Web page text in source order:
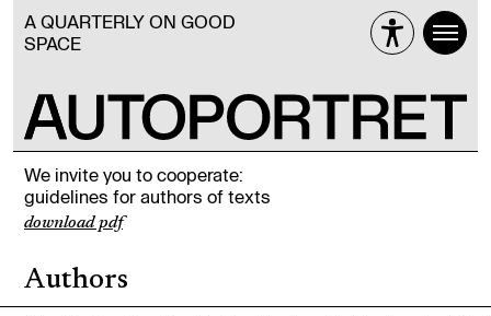
A QUARTERLY ON GOOD
SPACE
We invite you to cooperate:
guidelines for authors of texts
download pdf
Authors